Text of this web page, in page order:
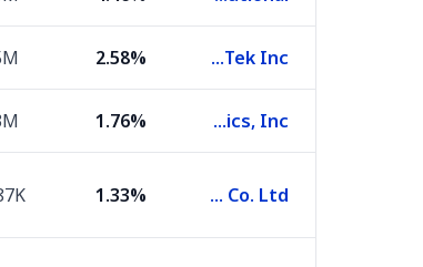
MediaTek Inc
2.58%
Delta Electronics, Inc.
1.76%
Samsung Electronics Co. Ltd.
1.33%